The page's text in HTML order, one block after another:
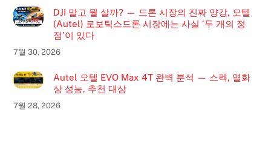
DJI 말고 뭘 살까? — 드론 시장의 진짜 양강, 오텔
(Autel) 로보틱스드론 시장에는 사실 ‘두 개의 정
점’이 있다
7월 30, 2026
Autel 오텔 EVO Max 4T 완벽 분석 — 스펙, 열화
상 성능, 추천 대상
7월 28, 2026